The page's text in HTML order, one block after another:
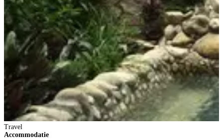
Travel
Accommodatie